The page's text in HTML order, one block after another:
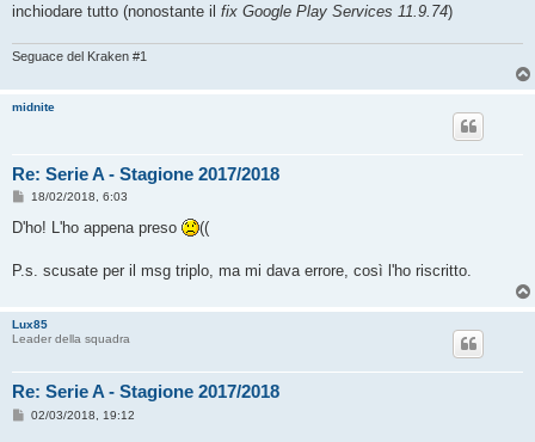
inchiodare tutto (nonostante il fix Google Play Services 11.9.74)
Seguace del Kraken #1
midnite
Re: Serie A - Stagione 2017/2018
M
s
g
o
18/02/2018, 6:03
D'ho! L'ho appena preso ((
P.s. scusate per il msg triplo, ma mi dava errore, così l'ho riscritto.
Lux85
Leader della squadra
Re: Serie A - Stagione 2017/2018
M02/03/2018, 19:12